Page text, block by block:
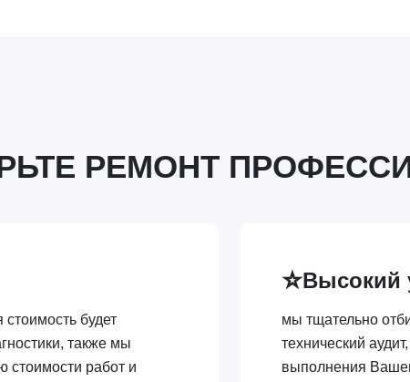
РЕМОНТ
будет
также мы
стоимости работ и
⭐Высокий
мы тщательно
технический
выполнения